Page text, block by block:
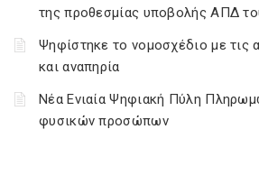
της προθεσμίας υποβολής ΑΠΔ
Ψηφίστηκε το νομοσχέδιο με τις
και αναπηρία
Νέα Ενιαία Ψηφιακή Πύλη
φυσικών προσώπων